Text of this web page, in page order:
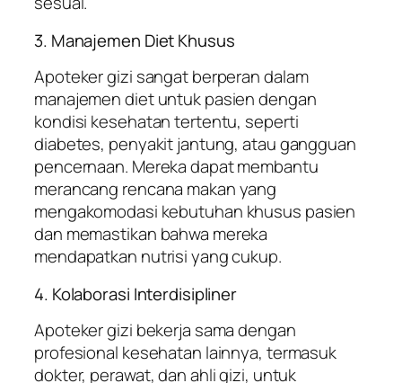
3. Manajemen Diet Khusus
Apoteker gizi sangat berperan dalam
manajemen diet untuk pasien dengan
kondisi kesehatan tertentu, seperti
diabetes, penyakit jantung, atau gangguan
pencernaan. Mereka dapat membantu
merancang rencana makan yang
mengakomodasi kebutuhan khusus pasien
dan memastikan bahwa mereka
mendapatkan nutrisi yang cukup.
4. Kolaborasi Interdisipliner
Apoteker gizi bekerja sama dengan
profesional kesehatan lainnya, termasuk
dokter, perawat, dan ahli gizi, untuk